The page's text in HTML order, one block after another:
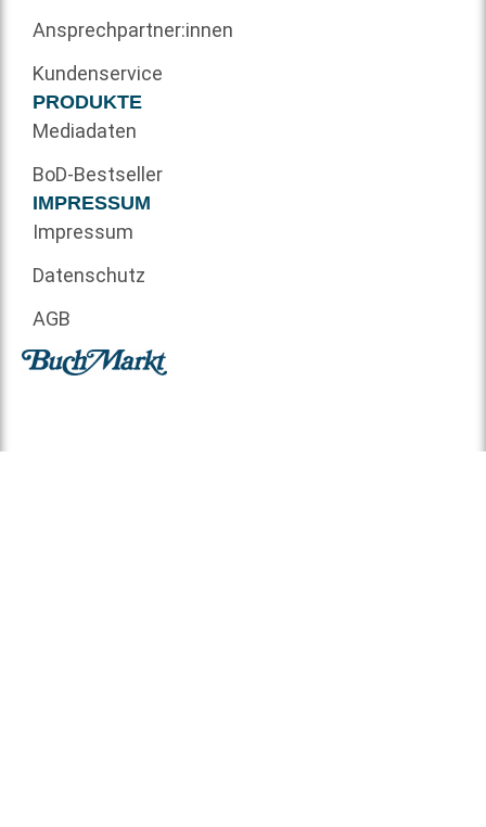
Ansprechpartner:innen
Kundenservice
PRODUKTE
Mediadaten
BoD-Bestseller
IMPRESSUM
Impressum
Datenschutz
AGB